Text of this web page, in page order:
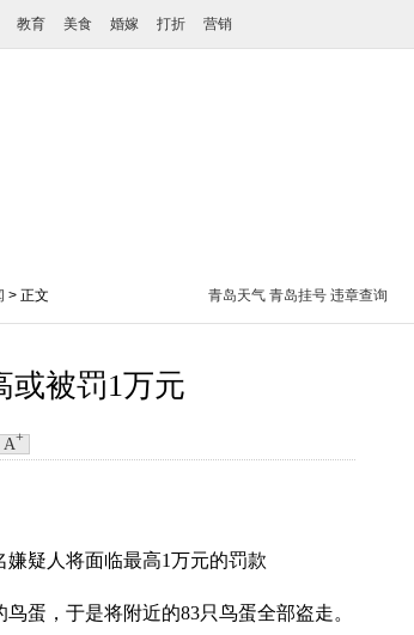
教育 美食 婚嫁 打折 营销
青岛天气 青岛挂号 违章查询
> 正文
或被罚1万元
A+
疑人将面临最高1万元的罚款
蛋，于是将附近的83只鸟蛋全部盗走。